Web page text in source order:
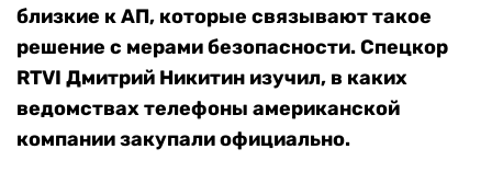
близкие к АП, которые связывают такое
решение с мерами безопасности. Спецкор
RTVI Дмитрий Никитин изучил, в каких
ведомствах телефоны американской
компании закупали официально.